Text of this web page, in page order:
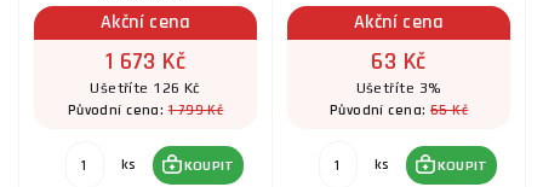
Akční cena
1 673 Kč
Ušetříte 126 Kč
Původní cena:1 799 Kč
ks KOUPIT
Akční cena
63 Kč
Ušetříte 3%
Původní cena: 65 Kč
ks KOUPIT